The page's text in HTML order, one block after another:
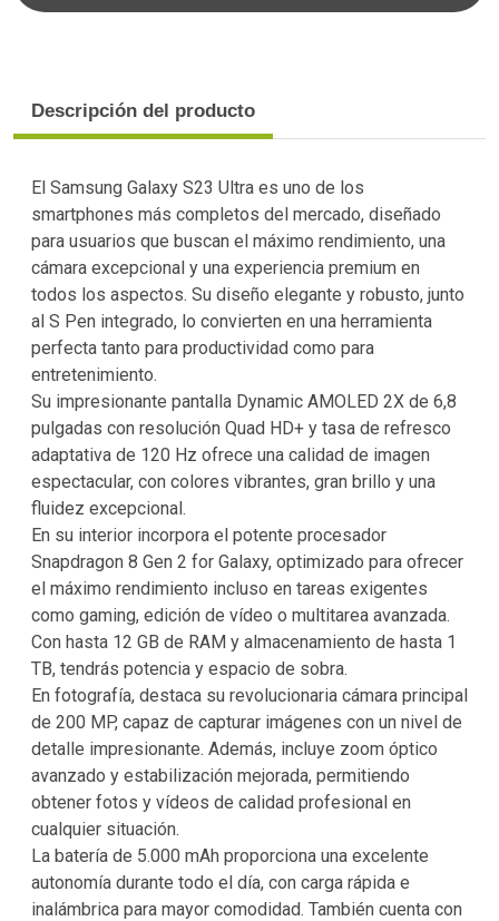
Descripción del producto
El Samsung Galaxy S23 Ultra es uno de los
smartphones más completos del mercado, diseñado
para usuarios que buscan el máximo rendimiento, una
cámara excepcional y una experiencia premium en
todos los aspectos. Su diseño elegante y robusto, junto
al S Pen integrado, lo convierten en una herramienta
perfecta tanto para productividad como para
entretenimiento.
Su impresionante pantalla Dynamic AMOLED 2X de 6,8
pulgadas con resolución Quad HD+ y tasa de refresco
adaptativa de 120 Hz ofrece una calidad de imagen
espectacular, con colores vibrantes, gran brillo y una
fluidez excepcional.
En su interior incorpora el potente procesador
Snapdragon 8 Gen 2 for Galaxy, optimizado para ofrecer
el máximo rendimiento incluso en tareas exigentes
como gaming, edición de vídeo o multitarea avanzada.
Con hasta 12 GB de RAM y almacenamiento de hasta 1
TB, tendrás potencia y espacio de sobra.
En fotografía, destaca su revolucionaria cámara principal
de 200 MP, capaz de capturar imágenes con un nivel de
detalle impresionante. Además, incluye zoom óptico
avanzado y estabilización mejorada, permitiendo
obtener fotos y vídeos de calidad profesional en
cualquier situación.
La batería de 5.000 mAh proporciona una excelente
autonomía durante todo el día, con carga rápida e
inalámbrica para mayor comodidad. También cuenta con